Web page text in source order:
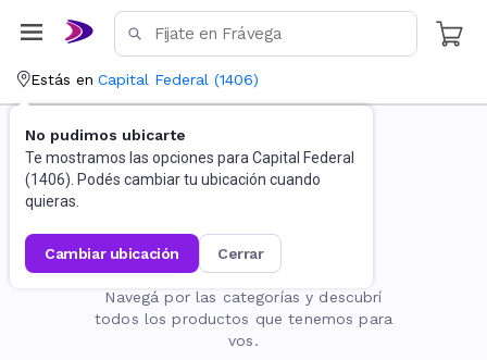
Estás en Capital Federal (1406)
No pudimos ubicarte
Te mostramos las opciones para Capital Federal
(1406). Podés cambiar tu ubicación cuando
quieras.
cambiar ubicación cerrar
La página no existe
Navegá por las categorías y descubrí
todos los productos que tenemos para
vos.